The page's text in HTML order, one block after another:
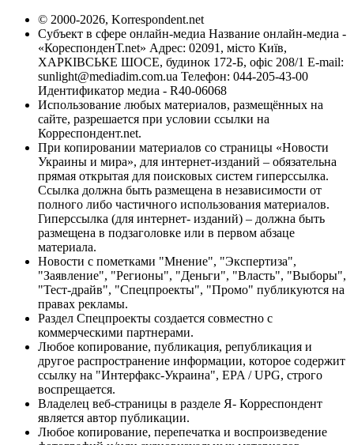
© 2000-2026, Korrespondent.net
Субъект в сфере онлайн-медиа Название онлайн-медиа -
«КореспонденТ.net» Адрес: 02091, місто Київ,
ХАРКІВСЬКЕ ШОСЕ, будинок 172-Б, офіс 208/1 E-mail:
sunlight@mediadim.com.ua Телефон: 044-205-43-00
Идентификатор медиа - R40-06068
Использование любых материалов, размещённых на
сайте, разрешается при условии ссылки на
Корреспондент.net.
При копировании материалов со страницы «Новости
Украины и мира», для интернет-изданий – обязательна
прямая открытая для поисковых систем гиперссылка.
Ссылка должна быть размещена в независимости от
полного либо частичного использования материалов.
Гиперссылка (для интернет- изданий) – должна быть
размещена в подзаголовке или в первом абзаце
материала.
Новости с пометками "Мнение", "Экспертиза",
"Заявление", "Регионы", "Деньги", "Власть", "Выборы",
"Тест-драйв", "Спецпроекты", "Промо" публикуются на
правах рекламы.
Раздел Спецпроекты создается совместно с
коммерческими партнерами.
Любое копирование, публикация, републикация и
другое распространение информации, которое содержит
ссылку на "Интерфакс-Украина", EPA / UPG, строго
воспрещается.
Владелец веб-страницы в разделе Я- Корреспондент
является автор публикации.
Любое копирование, перепечатка и воспроизведение